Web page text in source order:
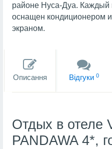
районе Нуса-Дуа. Каждый
оснащен кондиционером
экраном.
Описання Вiдгуки 0
Отдых в отеле
PANDAWA 4*,